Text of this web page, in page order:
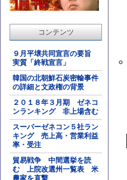
コンテンツ
９月平壌共同宣言の要旨
実質「終戦宣言」
韓国の北朝鮮石炭密輸事件
の詳細と文政権の背景
２０１８年３月期 ゼネコ
ンランキング 非上場含む
スーパーゼネコン５社ラン
キング 売上高・営業利益
率・受注
貿易戦争 中間選挙を読
む 上院改選州一覧表 米
農家を直撃